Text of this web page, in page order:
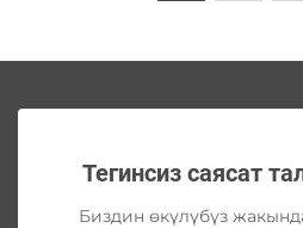
Тегинсиз саясат
Биздин өкүлүбүз